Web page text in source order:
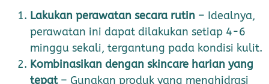
Lakukan perawatan secara rutin – Idealnya,
perawatan ini dapat dilakukan setiap 4-6
minggu sekali, tergantung pada kondisi kulit.
Kombinasikan dengan skincare harian yang
tepat– Gunakan produk yang menghidrasi